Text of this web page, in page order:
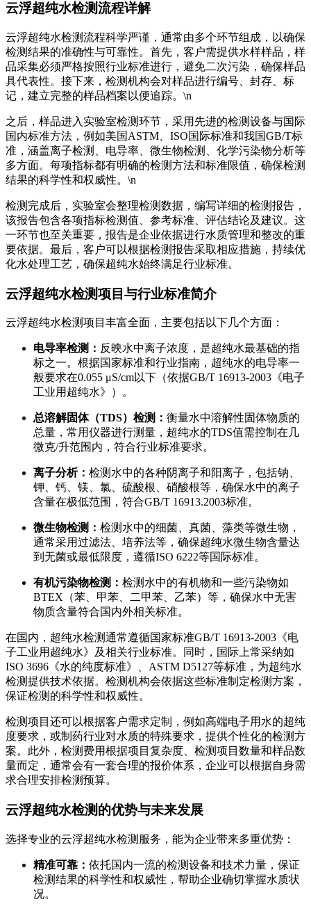
云浮超纯水检测流程详解
云浮超纯水检测流程科学严谨，通常由多个环节组成，以确保
检测结果的准确性与可靠性。首先，客户需提供水样样品，样
品采集必须严格按照行业标准进行，避免二次污染，确保样品
具代表性。接下来，检测机构会对样品进行编号、封存、标
记，建立完整的样品档案以便追踪。\n
之后，样品进入实验室检测环节，采用先进的检测设备与国际
国内标准方法，例如美国ASTM、ISO国际标准和我国GB/T标
准，涵盖离子检测、电导率、微生物检测、化学污染物分析等
多方面。每项指标都有明确的检测方法和标准限值，确保检测
结果的科学性和权威性。\n
检测完成后，实验室会整理检测数据，编写详细的检测报告，
该报告包含各项指标检测值、参考标准、评估结论及建议。这
一环节也至关重要，报告是企业依据进行水质管理和整改的重
要依据。最后，客户可以根据检测报告采取相应措施，持续优
化水处理工艺，确保超纯水始终满足行业标准。
云浮超纯水检测项目与行业标准简介
云浮超纯水检测项目丰富全面，主要包括以下几个方面：
电导率检测： 反映水中离子浓度，是超纯水最基础的指
标之一。根据国家标准和行业指南，超纯水的电导率一
般要求在0.055 μS/cm以下（依据GB/T 16913-2003《电子
工业用超纯水》）。
总溶解固体（TDS）检测： 衡量水中溶解性固体物质的
总量，常用仪器进行测量，超纯水的TDS值需控制在几
微克/升范围内，符合行业标准要求。
离子分析： 检测水中的各种阴离子和阳离子，包括钠、
钾、钙、镁、氯、硫酸根、硝酸根等，确保水中的离子
含量在极低范围，符合GB/T 16913.2003标准。
微生物检测： 检测水中的细菌、真菌、藻类等微生物，
通常采用过滤法、培养法等，确保超纯水微生物含量达
到无菌或最低限度，遵循ISO 6222等国际标准。
有机污染物检测： 检测水中的有机物和一些污染物如
BTEX（苯、甲苯、二甲苯、乙苯）等，确保水中无害
物质含量符合国内外相关标准。
在国内，超纯水检测通常遵循国家标准GB/T 16913-2003《电
子工业用超纯水》及相关行业标准。同时，国际上常采纳如
ISO 3696《水的纯度标准》、ASTM D5127等标准，为超纯水
检测提供技术依据。检测机构会依据这些标准制定检测方案，
保证检测的科学性和权威性。
检测项目还可以根据客户需求定制，例如高端电子用水的超纯
度要求，或制药行业对水质的特殊要求，提供个性化的检测方
案。此外，检测费用根据项目复杂度、检测项目数量和样品数
量而定，通常会有一套合理的报价体系，企业可以根据自身需
求合理安排检测预算。
云浮超纯水检测的优势与未来发展
选择专业的云浮超纯水检测服务，能为企业带来多重优势：
精准可靠： 依托国内一流的检测设备和技术力量，保证
检测结果的科学性和权威性，帮助企业确切掌握水质状
况。